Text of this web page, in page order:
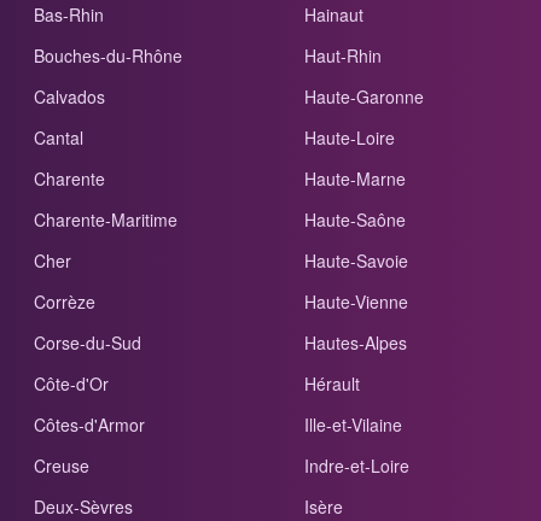
Bas-Rhin
Bouches-du-Rhône
Calvados
Cantal
Charente
Charente-Maritime
Cher
Corrèze
Corse-du-Sud
Côte-d'Or
Côtes-d'Armor
Creuse
Deux-Sèvres
Hainaut
Haut-Rhin
Haute-Garonne
Haute-Loire
Haute-Marne
Haute-Saône
Haute-Savoie
Haute-Vienne
Hautes-Alpes
Hérault
Ille-et-Vilaine
Indre-et-Loire
Isère